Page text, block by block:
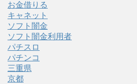
お金借りる
キャネット
ソフト闇金
ソフト闇金利用者
パチスロ
パチンコ
三重県
京都